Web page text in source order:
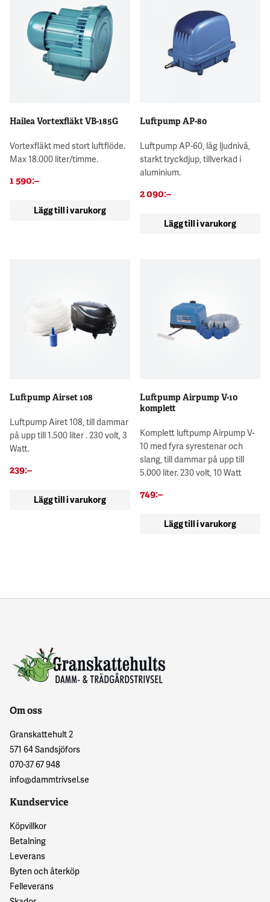
Hailea Vortexfläkt VB-185G
Vortexfläkt med stort luftflöde.
Max 18.000 liter/timme.
1 590:–
Lägg till i varukorg
Luftpump AP-80
Luftpump AP-60, låg ljudnivå,
starkt tryckdjup, tillverkad i
aluminium.
2 090:–
Lägg till i varukorg
Luftpump Airset 108
Luftpump Airet 108, till dammar
på upp till 1.500 liter . 230 volt, 3
Watt.
239:–
Lägg till i varukorg
Luftpump Airpump V-10
komplett
Komplett luftpump Airpump V-
10 med fyra syrestenar och
slang, till dammar på upp till
5.000 liter. 230 volt, 10 Watt
749:–
Lägg till i varukorg
Om oss
Granskattehult 2
571 64 Sandsjöfors
070-37 67 948
info@dammtrivsel.se
Kundservice
Köpvillkor
Betalning
Leverans
Byten och återköp
Felleverans